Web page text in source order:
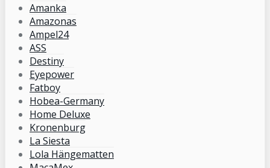
Amanka
Amazonas
Ampel24
ASS
Destiny
Eyepower
Fatboy
Hobea-Germany
Home Deluxe
Kronenburg
La Siesta
Lola Hängematten